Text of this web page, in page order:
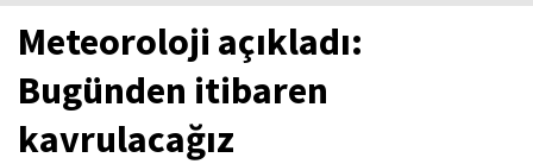
Meteoroloji açıkladı:
Bugünden itibaren
kavrulacağız